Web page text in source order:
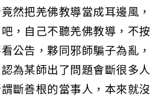
然把羌佛教導當成耳邊風，
，自己不聽羌佛教導，不按
公告，夥同邪師騙子為亂，
為某師出了問題會斷很多人
斷善根的當事人，本來就沒